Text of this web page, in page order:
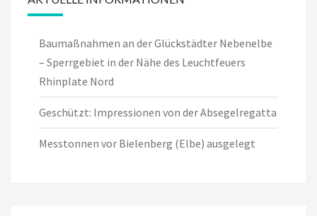
Baumaßnahmen an der Glückstädter Nebenelbe
– Sperrgebiet in der Nähe des Leuchtfeuers
Rhinplate Nord
Geschützt: Impressionen von der Absegelregatta
Messtonnen vor Bielenberg (Elbe) ausgelegt